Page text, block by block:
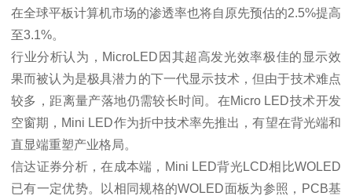
在全球平板计算机市场的渗透率也将自原先预估的2.5%提高
至3.1%。
行业分析认为，MicroLED因其超高发光效率极佳的显示效
果而被认为是极具潜力的下一代显示技术，但由于技术难点
较多，距离量产落地仍需较长时间。在Micro LED技术开发
空窗期，Mini LED作为折中技术率先推出，有望在背光端和
直显端重塑产业格局。
信达证券分析，在成本端，Mini LED背光LCD相比WOLED
已有一定优势。以相同规格的WOLED面板为参照，PCB基